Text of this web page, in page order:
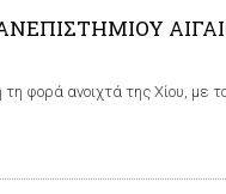
φορά ανοιχτά της Χίου, με